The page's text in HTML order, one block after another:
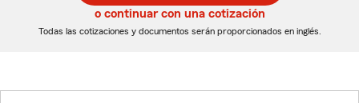
5
dígitos
5
dígitos
o continuar con una cotización
Todas las cotizaciones y documentos serán proporcionados en inglés.